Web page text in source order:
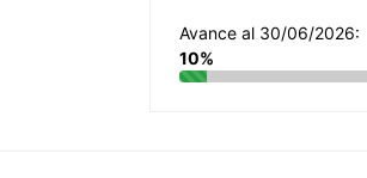
Avance al 30/06/2026:
10%